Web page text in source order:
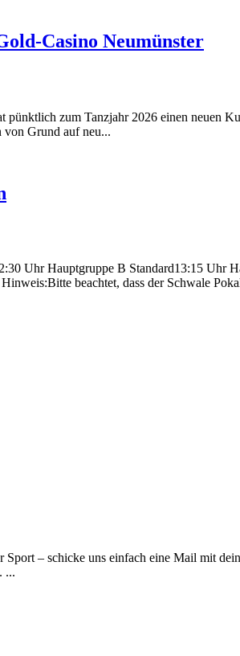
Casino Neumünster
pünktlich zum Tanzjahr 2026 einen neuen
von Grund auf neu...
Uhr Hauptgruppe B Standard13:15
beachtet, dass der Schwale
– schicke uns einfach eine Mail mit
...